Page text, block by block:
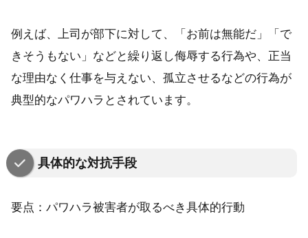
例えば、上司が部下に対して、「お前は無能だ」「で
きそうもない」などと繰り返し侮辱する行為や、正当
な理由なく仕事を与えない、孤立させるなどの行為が
典型的なパワハラとされています。
具体的な対抗手段
要点：パワハラ被害者が取るべき具体的行動